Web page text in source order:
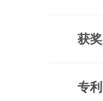
获奖
专利